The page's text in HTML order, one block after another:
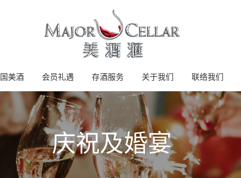
美酒 会员礼遇 存酒服务 关于我们 联络我们
庆祝及婚宴